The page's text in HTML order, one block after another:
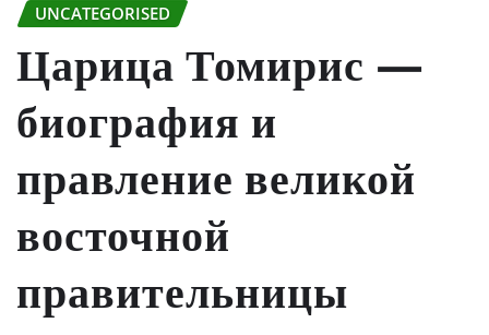
UNCATEGORISED
Царица Томирис —
биография и
правление великой
восточной
правительницы